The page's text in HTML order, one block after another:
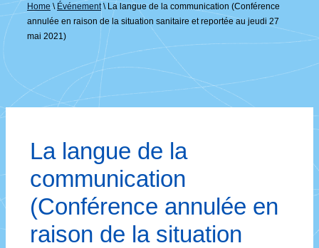
Home \ Événement \ La langue de la communication (Conférence
annulée en raison de la situation sanitaire et reportée au jeudi 27
mai 2021)
La langue de la
communication
(Conférence annulée en
raison de la situation